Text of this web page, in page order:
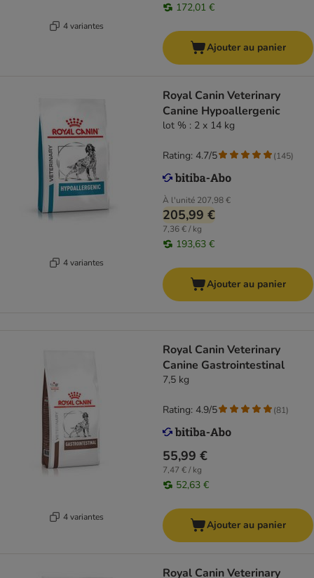
4 variantes
172,01 €
Ajouter au panier
4 variantes
Royal Canin Veterinary
Canine Hypoallergenic
lot % : 2 x 14 kg
À l'unité 207,98 €
205,99 €
7,36 € / kg
193,63 €
Rating: 4.7/5 (145)
Ajouter au panier
4 variantes
Royal Canin Veterinary
Canine Gastrointestinal
7,5 kg
55,99 €
7,47 € / kg
52,63 €
Rating: 4.9/5 (81)
Ajouter au panier
Royal Canin Veterinary